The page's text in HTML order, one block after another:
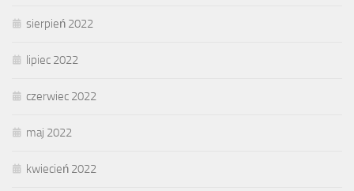
sierpień 2022
lipiec 2022
czerwiec 2022
maj 2022
kwiecień 2022